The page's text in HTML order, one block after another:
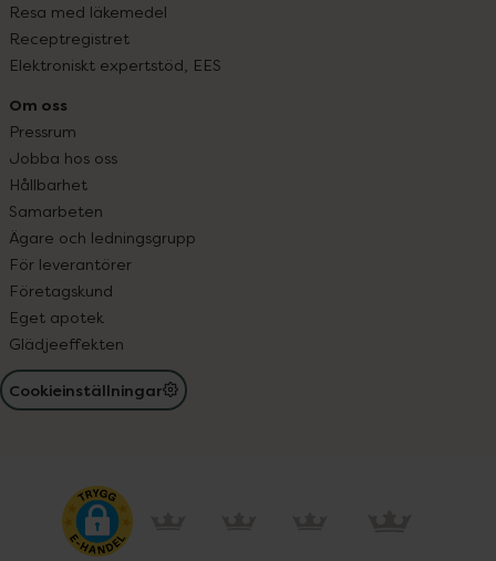
Resa med läkemedel
Receptregistret
Elektroniskt expertstöd, EES
Om oss
Pressrum
Jobba hos oss
Hållbarhet
Samarbeten
Ägare och ledningsgrupp
För leverantörer
Företagskund
Eget apotek
Glädjeeffekten
Cookieinställningar